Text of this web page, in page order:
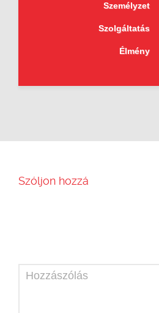
Személyzet
Szolgáltatás
Élmény
Szóljon hozzá
Hozzászólás